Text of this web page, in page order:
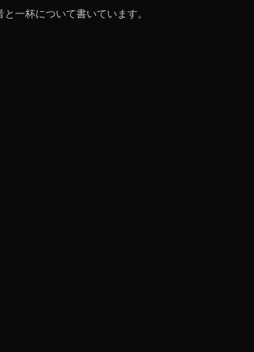
一杯について書いています。